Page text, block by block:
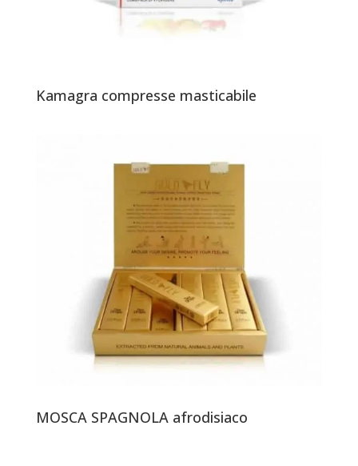
Kamagra compresse masticabile
MOSCA SPAGNOLA afrodisiaco